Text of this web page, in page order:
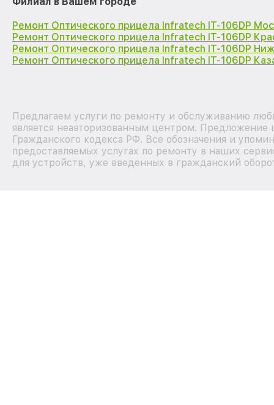
Ремонт Оптического прицела Infratech IT-106DP
Ремонт Оптического прицела Infratech IT-106DP
Ремонт Оптического прицела Infratech IT-106DP
Ремонт Оптического прицела Infratech IT-106DP
Предлагаем услуги по ремонту и обслуживанию
является неавторизованным центром.
Гражданского кодекса РФ. Все обозначения и
предоставляемых услугах по ремонту в наших
для устройств, уже введенных в гражданский